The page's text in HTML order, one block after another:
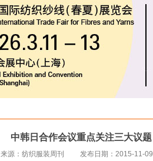
中韩日合作会议重点关注三大议题
来源：纺织服装周刊 发布日期：2015-11-09